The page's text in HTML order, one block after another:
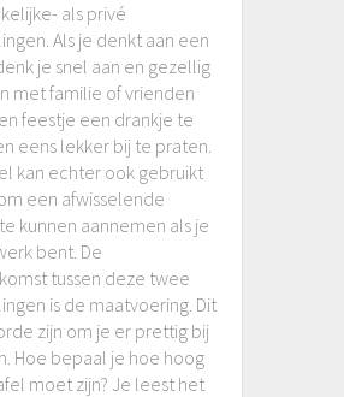
als privé
Als je denkt aan een
je snel aan en gezellig
met familie of vrienden
feestje een drankje te
eens lekker bij te praten.
kan echter ook gebruikt
een afwisselende
kunnen aannemen als je
bent. De
tussen deze twee
is de maatvoering. Dit
zijn om je er prettig bij
Hoe bepaal je hoe hoog
moet zijn? Je leest het